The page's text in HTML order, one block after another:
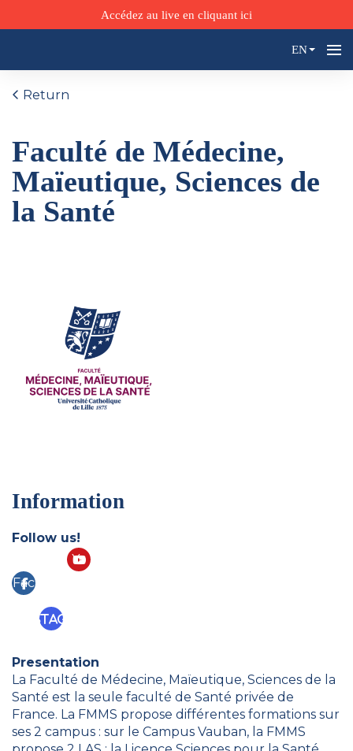
Accédez au live en cliquant ici
EN
Return
Faculté de Médecine,
Maïeutique, Sciences de
la Santé
Information
Follow us!
Fac
Instagram
Yo
Presentation
La Faculté de Médecine, Maïeutique, Sciences de la
Santé est la seule faculté de Santé privée de
France. La FMMS propose différentes formations sur
ses 2 campus : sur le Campus Vauban, la FMMS